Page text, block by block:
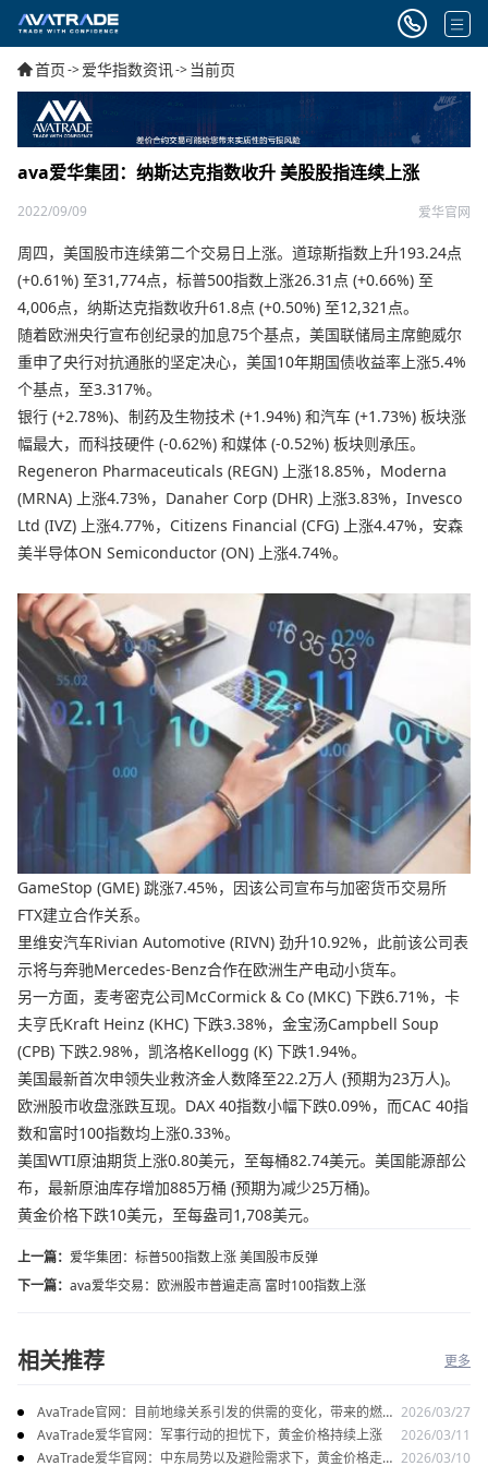
首页->爱华指数资讯-> 当前页
ava爱华集团：纳斯达克指数收升 美股股指连续上涨
2022/09/09 爱华官网
周四，美国股市连续第二个交易日上涨。道琼斯指数上升193.24点
(+0.61%) 至31,774点，标普500指数上涨26.31点 (+0.66%) 至
4,006点，纳斯达克指数收升61.8点 (+0.50%) 至12,321点。
随着欧洲央行宣布创纪录的加息75个基点，美国联储局主席鲍威尔
重申了央行对抗通胀的坚定决心，美国10年期国债收益率上涨5.4%
个基点，至3.317%。
银行 (+2.78%)、制药及生物技术 (+1.94%) 和汽车 (+1.73%) 板块涨
幅最大，而科技硬件 (-0.62%) 和媒体 (-0.52%) 板块则承压。
Regeneron Pharmaceuticals (REGN) 上涨18.85%，Moderna
(MRNA) 上涨4.73%，Danaher Corp (DHR) 上涨3.83%，Invesco
Ltd (IVZ) 上涨4.77%，Citizens Financial (CFG) 上涨4.47%，安森
美半导体ON Semiconductor (ON) 上涨4.74%。
GameStop (GME) 跳涨7.45%，因该公司宣布与加密货币交易所
FTX建立合作关系。
里维安汽车Rivian Automotive (RIVN) 劲升10.92%，此前该公司表
示将与奔驰Mercedes-Benz合作在欧洲生产电动小货车。
另一方面，麦考密克公司McCormick & Co (MKC) 下跌6.71%，卡
夫亨氏Kraft Heinz (KHC) 下跌3.38%，金宝汤Campbell Soup
(CPB) 下跌2.98%，凯洛格Kellogg (K) 下跌1.94%。
美国最新首次申领失业救济金人数降至22.2万人 (预期为23万人)。
欧洲股市收盘涨跌互现。DAX 40指数小幅下跌0.09%，而CAC 40指
数和富时100指数均上涨0.33%。
美国WTI原油期货上涨0.80美元，至每桶82.74美元。美国能源部公
布，最新原油库存增加885万桶 (预期为减少25万桶)。
黄金价格下跌10美元，至每盎司1,708美元。
上一篇： 爱华集团：标普500指数上涨 美国股市反弹
下一篇： ava爱华交易：欧洲股市普遍走高 富时100指数上涨
相关推荐 更多
AvaTrade官网：目前地缘关系引发的供需的变化，带来的燃料
油价格持续上涨
2026/03/27
AvaTrade爱华官网：军事行动的担忧下，黄金价格持续上涨
2026/03/11
AvaTrade爱华官网：中东局势以及避险需求下，黄金价格走势 2026/03/10